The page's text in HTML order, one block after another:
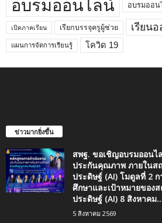
อบรมออนไลน์ อบรมออน
เปิดภาคเรียน เรียกบรรจุครูผู้ช่วย เรียน
แผนการจัดการเรียนรู้ โควิด 19
ข่าวมากยิ่งขึ้น
สพฐ. ขอเชิญอบรมออนไ
ประกันคุณภาพ ภายในส
ประดิษฐ์ (AI) โมดูลที่ 2
ศึกษาและเป้าหมายของ
ประดิษฐ์ (AI) 8 สิงหาคม
5 สิงหาคม 2569